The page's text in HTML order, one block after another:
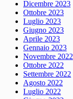
Dicembre 2023
Ottobre 2023
Luglio 2023
Giugno 2023
Aprile 2023
Gennaio 2023
Novembre 2022
Ottobre 2022
Settembre 2022
Agosto 2022
Luglio 2022